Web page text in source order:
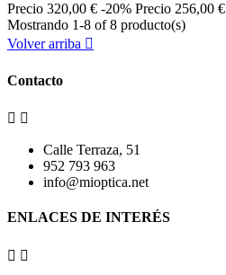
Precio 320,00 € -20% Precio 256,00 €
Mostrando 1-8 of 8 producto(s)
Volver arriba 
Contacto
 
Calle Terraza, 51
952 793 963
info@mioptica.net
ENLACES DE INTERÉS
 